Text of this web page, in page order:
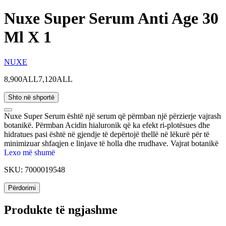
Nuxe Super Serum Anti Age 30
Ml X 1
NUXE
8,900ALL7,120ALL
Shto në shportë
Nuxe Super Serum është një serum që përmban një përzierje vajrash
botanikë. Përmban Acidin hialuronik që ka efekt ri-plotësues dhe
hidratues pasi është në gjendje të depërtojë thellë në lëkurë për të
minimizuar shfaqjen e linjave të holla dhe rrudhave. Vajrat botanikë
janë të pasur me acide yndyrore esenciale që ndihmojnë duke i
ekstrakte të Edeleiss që vepron si antioksidues dhe nxit sintezën e
Lexo më shumë
SKU: 7000019548
Përdorimi
Produkte të ngjashme